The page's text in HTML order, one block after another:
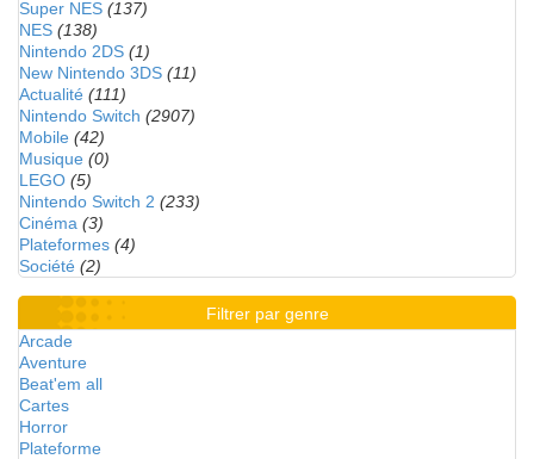
Super NES (137)
NES (138)
Nintendo 2DS (1)
New Nintendo 3DS (11)
Actualité (111)
Nintendo Switch (2907)
Mobile (42)
Musique (0)
LEGO (5)
Nintendo Switch 2 (233)
Cinéma (3)
Plateformes (4)
Société (2)
Filtrer par genre
Arcade
Aventure
Beat'em all
Cartes
Horror
Plateforme